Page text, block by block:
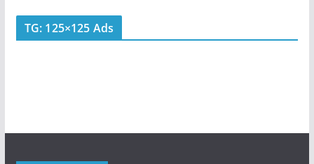
TG: 125×125 Ads